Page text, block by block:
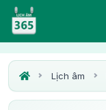
Lịch âm